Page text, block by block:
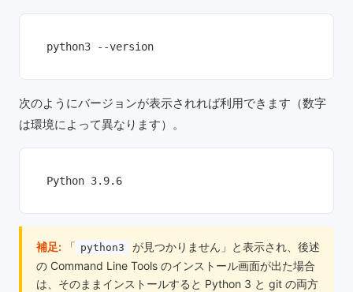
python3 --version
次のようにバージョンが表示されれば利用できます（数字
は環境によって異なります）。
Python 3.9.6
補足: 「 python3
が見つかりません」と表示され、後述
の Command Line Tools のインストール画面が出た場合
は、そのままインストールすると Python 3 と git の両方